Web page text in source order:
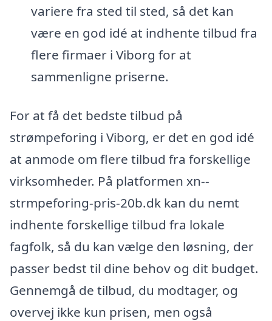
variere fra sted til sted, så det kan
være en god idé at indhente tilbud fra
flere firmaer i Viborg for at
sammenligne priserne.
For at få det bedste tilbud på
strømpeforing i Viborg, er det en god idé
at anmode om flere tilbud fra forskellige
virksomheder. På platformen xn--
strmpeforing-pris-20b.dk kan du nemt
indhente forskellige tilbud fra lokale
fagfolk, så du kan vælge den løsning, der
passer bedst til dine behov og dit budget.
Gennemgå de tilbud, du modtager, og
overvej ikke kun prisen, men også